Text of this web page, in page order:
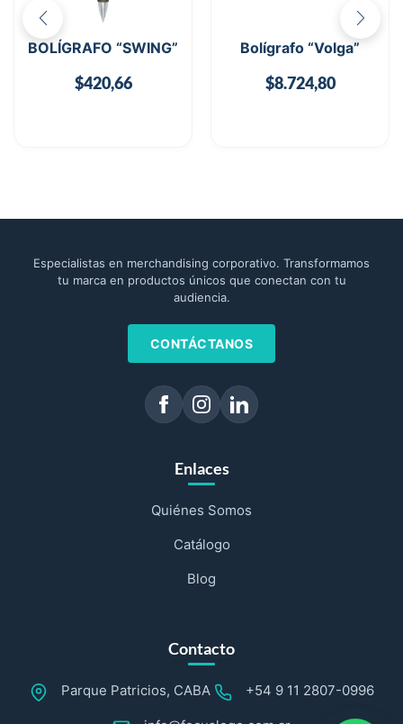
BOLÍGRAFO “SWING”
$420,66
Bolígrafo “Volga”
$8.724,80
Especialistas en merchandising corporativo. Transformamos
tu marca en productos únicos que conectan con tu
audiencia.
CONTÁCTANOS
Enlaces
Quiénes Somos
Catálogo
Blog
Contacto
Parque Patricios, CABA +54 9 11 2807-0996